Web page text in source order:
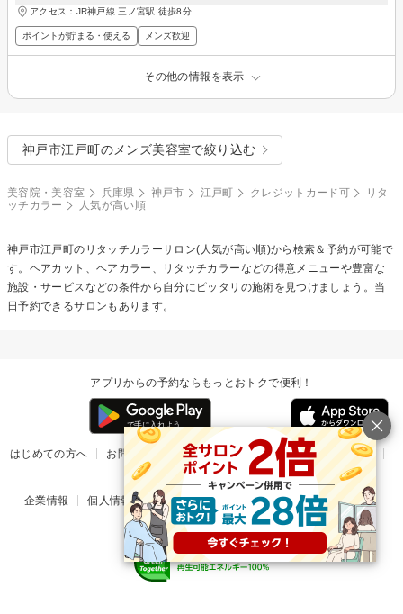
アクセス：JR神戸線 三ノ宮駅 徒歩8分
ポイントが貯まる・使える メンズ歓迎
その他の情報を表示
神戸市江戸町のメンズ美容室で絞り込む
美容院・美容室 兵庫県 神戸市 江戸町 クレジットカード可
リタ
ッチカラー
人気が高い順
神戸市江戸町の リタッチカラーサロン(人気が高い順)から検索＆予約が可能で
す。ヘアカット、ヘアカラー、リタッチカラーなどの得意メニューや豊富な
施設・サービスなどの条件から自分にピッタリの施術を見つけましょう。当
日予約できるサロンもあります。
アプリからの予約ならもっとおトクで便利！
はじめての方へ お問い合わせ ヘルプ リリース情報
利用規約
掲載ご希望のサロン様
企業情報 個人情報保護方針 楽天のサービス一覧 アプリ一覧
© Rakuten Group, Inc.